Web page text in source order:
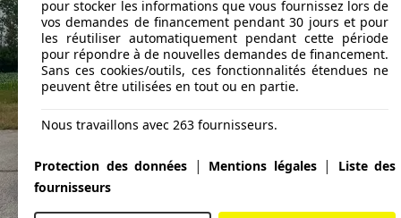
pour stocker les informations que vous fournissez lors de
vos demandes de financement pendant 30 jours et pour
les réutiliser automatiquement pendant cette période
pour répondre à de nouvelles demandes de financement.
Sans ces cookies/outils, ces fonctionnalités étendues ne
peuvent être utilisées en tout ou en partie.
Nous travaillons avec 263 fournisseurs.
Protection des données | Mentions légales|
Liste des
fournisseurs